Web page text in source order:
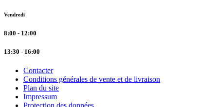
Vendredi
8:00 - 12:00
13:30 - 16:00
Contacter
Conditions générales de vente et de livraison
Plan du site
Impressum